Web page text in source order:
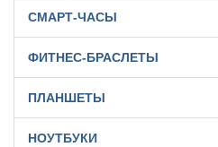
СМАРТ-ЧАСЫ
ФИТНЕС-БРАСЛЕТЫ
ПЛАНШЕТЫ
НОУТБУКИ